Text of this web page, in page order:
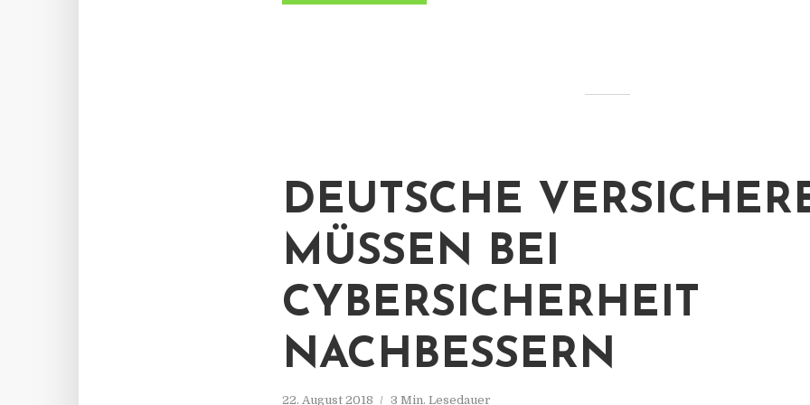
DEUTSCHE
MÜSSEN BEI
CYBERSICHERHEIT
NACHBESSERN
22. August 2018 3 Min. Lesedauer